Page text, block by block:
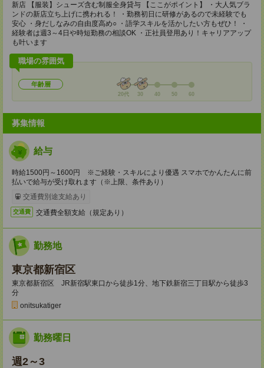
新店 【服装】シューズ含む制服全身貸与 【ここがポイント】 ・大人気ブラ
ンドの新店立ち上げに携われる！ ・勤務初日に研修があるので未経験でも
安心 ・身だしなみの自由度高め○ ・語学スキルを活かしたい方もぜひ！ ・
経験者は週3～4日や時短勤務の相談OK ・正社員登用あり！キャリアアップ
も叶います
職場の雰囲気
年齢層
20代 30 40 50 60
募集情報
給与
時給1500円～1600円 ※ご経験・スキルにより優遇 スマホでかんたんに前
払いで給与が受け取れます（※上限、条件あり）
交通費別途支給あり
交通費 交通費全額支給（規定あり）
勤務地
東京都新宿区
東京都新宿区 JR新宿駅東口から徒歩1分、地下鉄新宿三丁目駅から徒歩3
分
onitsukatiger
勤務曜日
週2～3